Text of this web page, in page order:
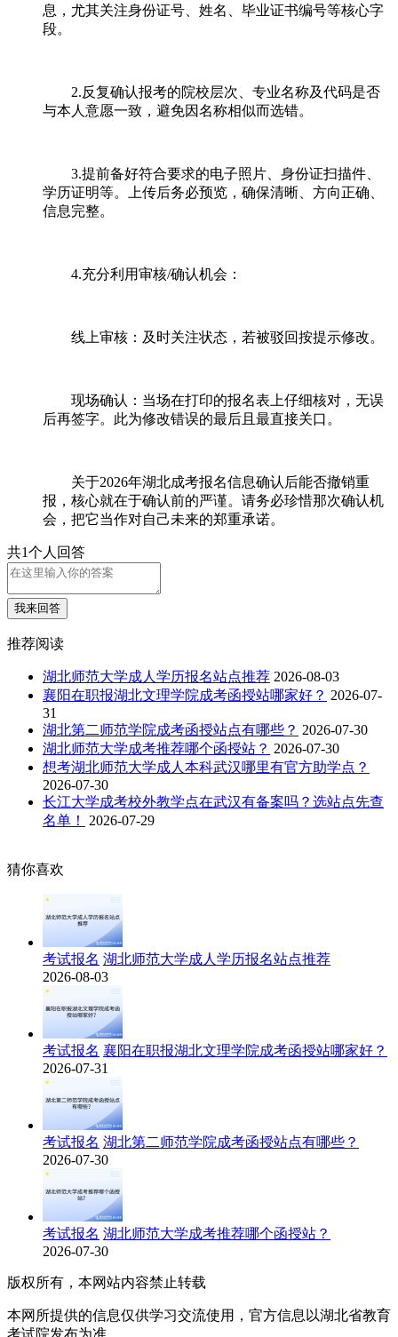
息，尤其关注身份证号、姓名、毕业证书编号等核心字
段。
2.反复确认报考的院校层次、专业名称及代码是否
与本人意愿一致，避免因名称相似而选错。
3.提前备好符合要求的电子照片、身份证扫描件、
学历证明等。上传后务必预览，确保清晰、方向正确、
信息完整。
4.充分利用审核/确认机会：
线上审核：及时关注状态，若被驳回按提示修改。
现场确认：当场在打印的报名表上仔细核对，无误
后再签字。此为修改错误的最后且最直接关口。
关于2026年湖北成考报名信息确认后能否撤销重
报，核心就在于确认前的严谨。请务必珍惜那次确认机
会，把它当作对自己未来的郑重承诺。
共1个人回答
我来回答
推荐阅读
湖北师范大学成人学历报名站点推荐 2026-08-03
襄阳在职报湖北文理学院成考函授站哪家好？ 2026-07-
31
湖北第二师范学院成考函授站点有哪些？ 2026-07-30
湖北师范大学成考推荐哪个函授站？ 2026-07-30
想考湖北师范大学成人本科武汉哪里有官方助学点？
2026-07-30
长江大学成考校外教学点在武汉有备案吗？选站点先查
名单！
2026-07-29
猜你喜欢
考试报名 湖北师范大学成人学历报名站点推荐
2026-08-03
考试报名 襄阳在职报湖北文理学院成考函授站哪家好？
2026-07-31
考试报名 湖北第二师范学院成考函授站点有哪些？
2026-07-30
考试报名 湖北师范大学成考推荐哪个函授站？
2026-07-30
版权所有，本网站内容禁止转载
本网所提供的信息仅供学习交流使用，官方信息以湖北省教育
考试院发布为准